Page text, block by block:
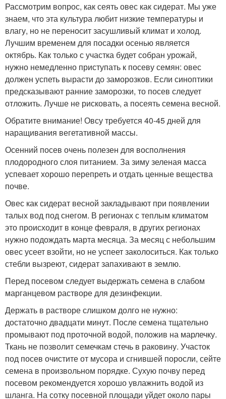
Рассмотрим вопрос, как сеять овес как сидерат. Мы уже
знаем, что эта культура любит низкие температуры и
влагу, но не переносит засушливый климат и холод.
Лучшим временем для посадки осенью является
октябрь. Как только с участка будет собран урожай,
нужно немедленно приступать к посеву семян: овес
должен успеть вырасти до заморозков. Если синоптики
предсказывают ранние заморозки, то посев следует
отложить. Лучше не рисковать, а посеять семена весной.
Обратите внимание! Овсу требуется 40-45 дней для
наращивания вегетативной массы.
Осенний посев очень полезен для восполнения
плодородного слоя питанием. За зиму зеленая масса
успевает хорошо перепреть и отдать ценные вещества
почве.
Овес как сидерат весной закладывают при появлении
талых вод под снегом. В регионах с теплым климатом
это происходит в конце февраля, в других регионах
нужно подождать марта месяца. За месяц с небольшим
овес усеет взойти, но не успеет заколоситься. Как только
стебли вызреют, сидерат запахивают в землю.
Перед посевом следует выдержать семена в слабом
марганцевом растворе для дезинфекции.
Держать в растворе слишком долго не нужно:
достаточно двадцати минут. После семена тщательно
промывают под проточной водой, положив на марлечку.
Ткань не позволит семечкам стечь в раковину. Участок
под посев очистите от мусора и сгнившей поросли, сейте
семена в произвольном порядке. Сухую почву перед
посевом рекомендуется хорошо увлажнить водой из
шланга. На сотку посевной площади уйдет около пары